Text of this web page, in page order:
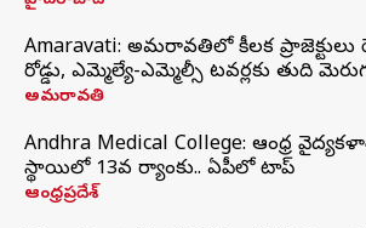
Amaravati: అమరావతిలో కీలక
రోడ్డు, ఎమ్మెల్యే-ఎమ్మెల్సీ టవర్లకు తుది
అమరావతి
Andhra Medical College: ఆంధ్ర
స్థాయిలో 13వ ర్యాంకు.. ఏపీలో టాప్
ఆంధ్రప్రదేశ్